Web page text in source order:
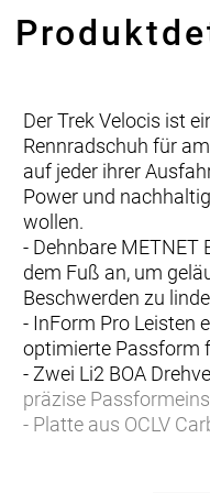
Der Trek Velocis ist
Rennradschuh für
auf jeder ihrer
Power und
wollen.
- Dehnbare
dem Fuß an, um
Beschwerden zu
- InForm Pro Leisten
optimierte Passform
- Zwei Li2 BOA
präzise
- Platte aus OCLV